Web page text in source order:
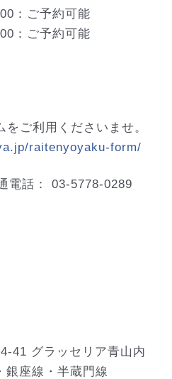
：ご予約可能
：ご予約可能
をご利用くださいませ。
raitenyoyaku-form/
電話： 03-5778-0289
41 グラッセリア青山内
座線・半蔵門線